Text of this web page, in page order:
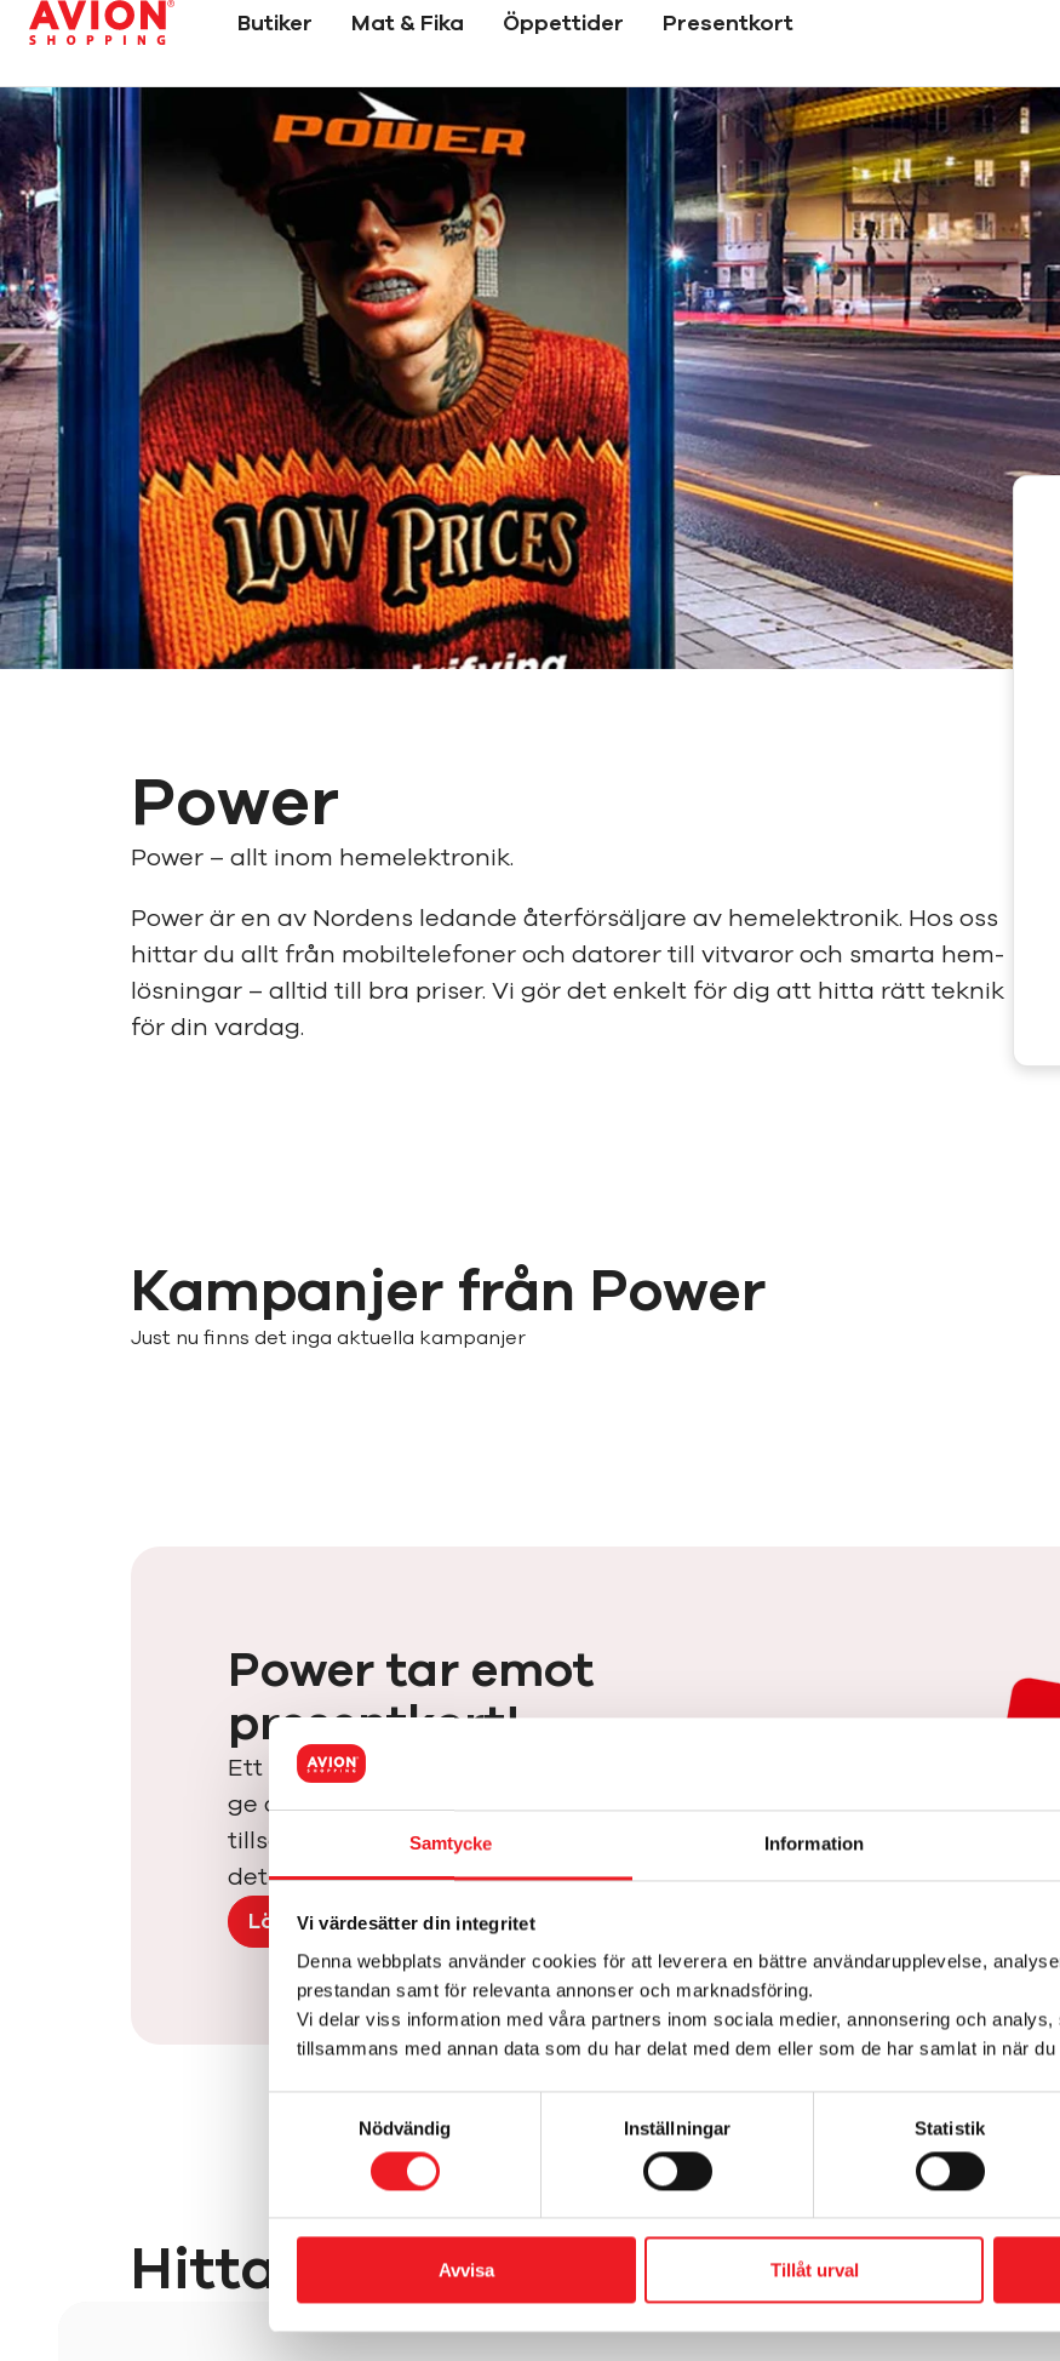
Samtycke Information
Vi värdesätter din integritet
Denna webbplats använder cookies för att leverera en bättre användarupplevelse,
prestandan samt för relevanta annonser och marknadsföring.
Vi delar viss information med våra partners inom sociala medier, annonsering och
tillsammans med annan data som du har delat med dem eller som de har samlat in när
Nödvändig
Inställningar Statistik
Avvisa Tillåt urval
Butiker Mat & Fika Öppettider Presentkort
Power
Power – allt inom hemelektronik.
Power är en av Nordens ledande återförsäljare av hemelektronik. Hos oss
hittar du allt från mobiltelefoner och datorer till vitvaror och smarta hem-
lösningar – alltid till bra priser. Vi gör det enkelt för dig att hitta rätt teknik
för din vardag.
Kampanjer från Power
Just nu finns det inga aktuella kampanjer
Power tar emot
presentkort!
Ett presentkort från Avion Shopping är lätt att
ge och roligt att få! Presentkortet kommer
tillsammans med ett fint designat konvolut så
det blir både en snygg och rolig gåva att ge bort.
Läs mer om presentkort
Hitta till Power